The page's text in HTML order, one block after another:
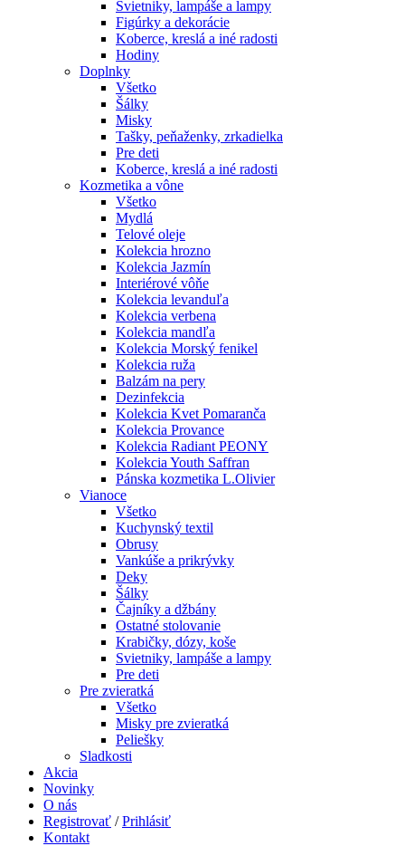
Svietniky, lampáše a lampy
Figúrky a dekorácie
Koberce, kreslá a iné radosti
Hodiny
Doplnky
Všetko
Šálky
Misky
Tašky, peňaženky, zrkadielka
Pre deti
Koberce, kreslá a iné radosti
Kozmetika a vône
Všetko
Mydlá
Telové oleje
Kolekcia hrozno
Kolekcia Jazmín
Interiérové vôňe
Kolekcia levanduľa
Kolekcia verbena
Kolekcia mandľa
Kolekcia Morský fenikel
Kolekcia ruža
Balzám na pery
Dezinfekcia
Kolekcia Kvet Pomaranča
Kolekcia Provance
Kolekcia Radiant PEONY
Kolekcia Youth Saffran
Pánska kozmetika L.Olivier
Vianoce
Všetko
Kuchynský textil
Obrusy
Vankúše a prikrývky
Deky
Šálky
Čajníky a džbány
Ostatné stolovanie
Krabičky, dózy, koše
Svietniky, lampáše a lampy
Pre deti
Pre zvieratká
Všetko
Misky pre zvieratká
Peliešky
Sladkosti
Akcia
Novinky
O nás
Registrovať / Prihlásiť
Kontakt